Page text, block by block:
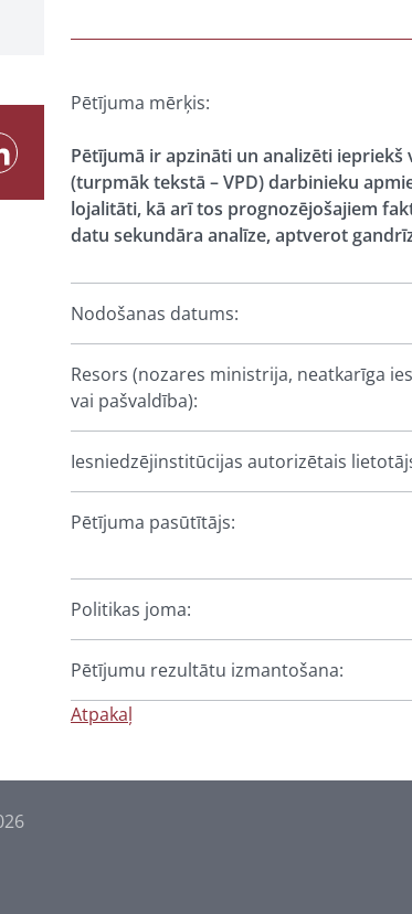
Pētījuma mērķis:
Pētījumā ir apzināti un analizēti
(turpmāk tekstā – VPD) darbinieku
lojalitāti, kā arī tos prognozējošajiem
datu sekundāra analīze, aptverot
Nodošanas datums:
Resors (nozares ministrija, neatkarīga
vai pašvaldība):
Iesniedzējinstitūcijas autorizētais
Pētījuma pasūtītājs:
Politikas joma:
Pētījumu rezultātu izmantošana:
Atpakaļ